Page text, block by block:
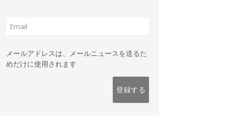
メールアドレスは、メールニュースを送るた
めだけに使用されます